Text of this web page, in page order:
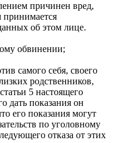
причинен вред,
об этом лице.
обвинении;
самого себя, своего
родственников,
5 настоящего
дать показания он
его показания могут
по уголовному
отказа от этих